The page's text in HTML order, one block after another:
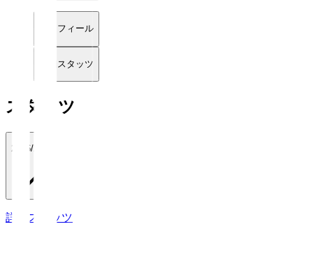
プロフィール
詳細スタッツ
スタッツ
2026/27
詳細スタッツ